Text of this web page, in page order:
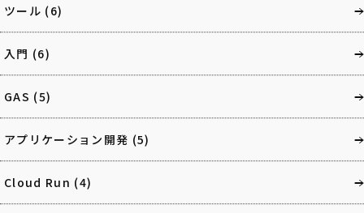
ツール (6)
入門 (6)
GAS (5)
アプリケーション開発 (5)
Cloud Run (4)